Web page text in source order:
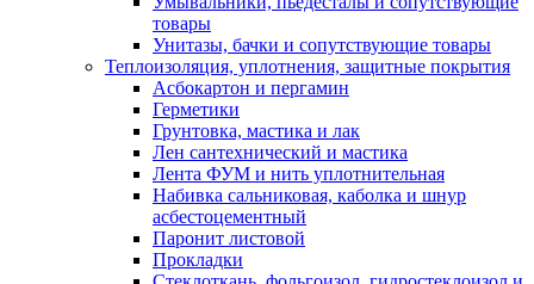
товары
Унитазы, бачки и сопутствующие товары
Теплоизоляция, уплотнения, защитные покрытия
Асбокартон и пергамин
Герметики
Грунтовка, мастика и лак
Лен сантехнический и мастика
Лента ФУМ и нить уплотнительная
Набивка сальниковая, каболка и шнур
асбестоцементный
Паронит листовой
Прокладки